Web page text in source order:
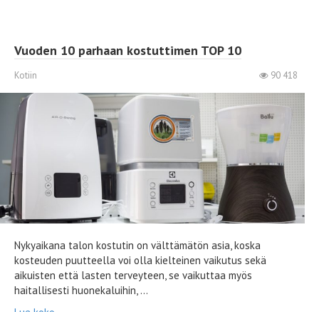
Vuoden 10 parhaan kostuttimen TOP 10
Kotiin 90 418
Nykyaikana talon kostutin on välttämätön asia, koska
kosteuden puutteella voi olla kielteinen vaikutus sekä
aikuisten että lasten terveyteen, se vaikuttaa myös
haitallisesti huonekaluihin, ...